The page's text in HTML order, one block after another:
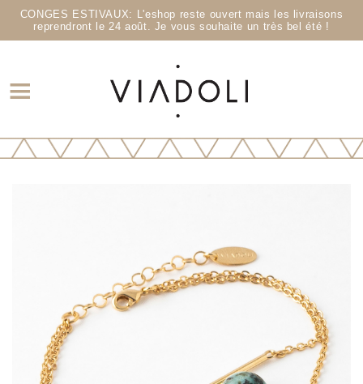
CONGES ESTIVAUX: L'eshop reste ouvert mais les livraisons
reprendront le 24 août. Je vous souhaite un très bel été !